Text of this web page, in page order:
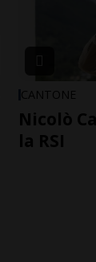
CANTONE
Nicolò
la RSI